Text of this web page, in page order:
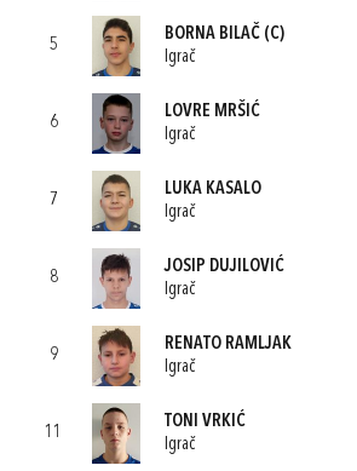
5
BORNA BILAČ (C)
Igrač
6
LOVRE MRŠIĆ
Igrač
7
LUKA KASALO
Igrač
8
JOSIP DUJILOVIĆ
Igrač
9
RENATO RAMLJAK
Igrač
11
TONI VRKIĆ
Igrač